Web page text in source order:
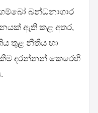
බන්ධනාගාර
ඇති කළ අතර,
තුළ නීතිය හා
දරන්නන් කෙරෙහි